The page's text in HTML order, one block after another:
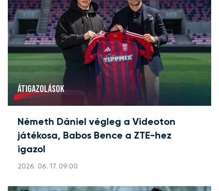
ÁTIGAZOLÁSOK
Németh Dániel végleg a Videoton
játékosa, Babos Bence a ZTE-hez
igazol
2026. 06. 17. 09:00